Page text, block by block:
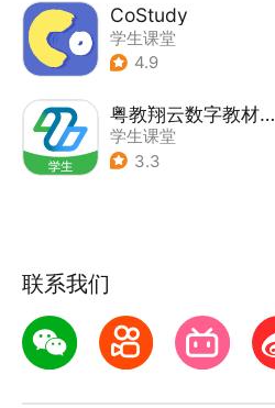
CoStudy
学生课堂
4.9
粤教翔云数字教材应用平台
学生课堂
3.3
联系我们